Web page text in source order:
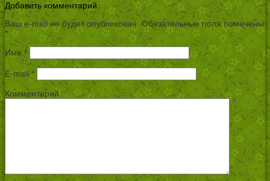
Добавить комментарий
Ваш e-mail не будет опубликован.Обязательные поля помечены
*
Имя*
E-mail *
Комментарий